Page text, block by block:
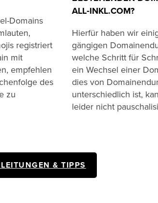
Domains
registriert
mit
empfehlen
des
zu
ALL‑INKL.COM?
Hierfür haben wir
gängigen
welche Schritt für
ein Wechsel einer
dies von
unterschiedlich ist,
leider nicht
& TIPPS